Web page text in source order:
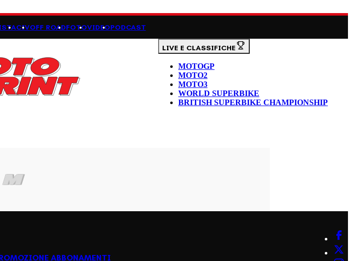
CIVOFF ROADFOTOVIDEOPODCAST
LIVE E CLASSIFICHE
MOTOGP
MOTO2
MOTO3
WORLD SUPERBIKE
BRITISH SUPERBIKE CHAMPIONSHIP
ABBONAMENTI